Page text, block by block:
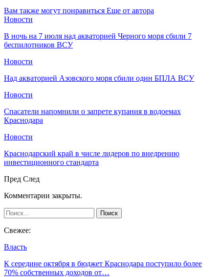
Вам также могут понравиться Еще от автора
Новости
В ночь на 7 июля над акваторией Черного моря сбили 7
беспилотников ВСУ
Новости
Над акваторией Азовского моря сбили один БПЛА ВСУ
Новости
Спасатели напомнили о запрете купания в водоемах
Краснодара
Новости
Краснодарский край в числе лидеров по внедрению
инвестиционного стандарта
Пред След
Комментарии закрыты.
Свежее:
Власть
К середине октября в бюджет Краснодара поступило более
70% собственных доходов от…